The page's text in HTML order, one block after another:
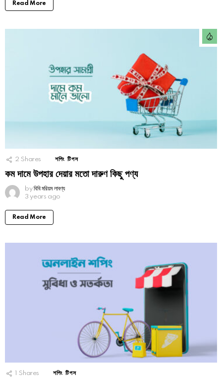
Read More
2 Shares শপিং টিপস
কম দামে উপহার দেয়ার মতো দারুণ কিছু পণ্য
by বিবি মরিয়ম লাবণ্য
3 years ago
Read More
1 Shares শপিং টিপস